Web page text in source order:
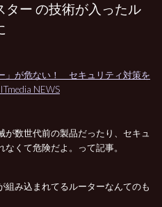
ター の技術が入ったル
」が危ない！ セキュリティ対策を
NEWS
数世代前の製品だったり、セキュ
くて危険だよ。って記事。
み込まれてるルーターなんてのも